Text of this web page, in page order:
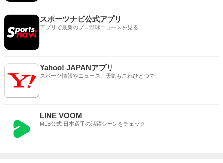
スポーツナビ公式アプリ
アプリで最新のプロ野球ニュースを見る
Yahoo! JAPANアプリ
スポーツ情報やニュース、天気もこれひとつで
LINE VOOM
MLB公式 日本選手の活躍シーンをチェック